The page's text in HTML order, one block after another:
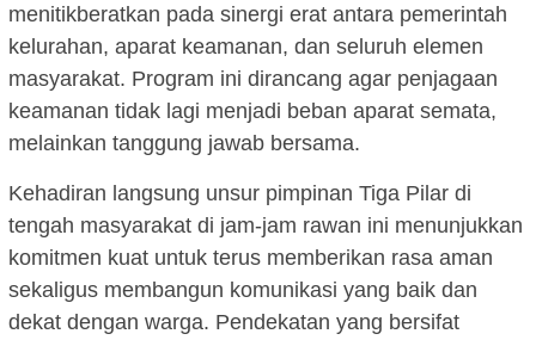
menitikberatkan pada sinergi erat antara pemerintah
kelurahan, aparat keamanan, dan seluruh elemen
masyarakat. Program ini dirancang agar penjagaan
keamanan tidak lagi menjadi beban aparat semata,
melainkan tanggung jawab bersama.
Kehadiran langsung unsur pimpinan Tiga Pilar di
tengah masyarakat di jam-jam rawan ini menunjukkan
komitmen kuat untuk terus memberikan rasa aman
sekaligus membangun komunikasi yang baik dan
dekat dengan warga. Pendekatan yang bersifat